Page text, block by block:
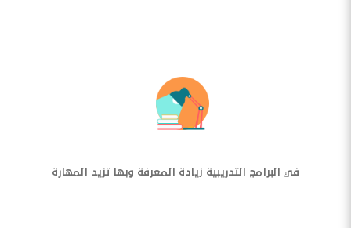
في البرامج التدريبية زيادة المعرفة وبها تزيد المهارة